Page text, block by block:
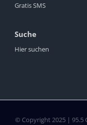
Gratis SMS
Suche
Hier suchen
© Copyright 2025 | 95.5